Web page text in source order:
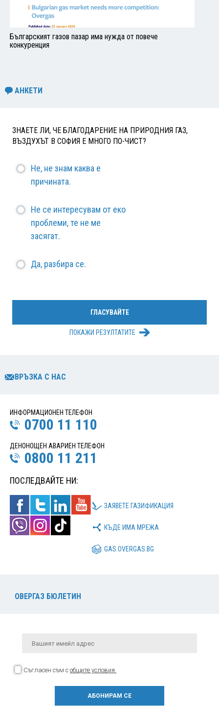
Българският газов пазар има нужда от повече
конкуренция
АНКЕТИ
ЗНАЕТЕ ЛИ, ЧЕ БЛАГОДАРЕНИЕ НА ПРИРОДНИЯ ГАЗ,
ВЪЗДУХЪТ В СОФИЯ Е МНОГО ПО-ЧИСТ?
Не, не знам каква е
причината.
Не се интересувам от еко
проблеми, те не ме
засягат.
Да, разбира се.
ПОКАЖИ РЕЗУЛТАТИТЕ
ВРЪЗКА С НАС
ИНФОРМАЦИОНЕН ТЕЛЕФОН
0700 11 110
ДЕНОНОЩЕН АВАРИЕН ТЕЛЕФОН
0800 11 211
ПОСЛЕДВАЙТЕ НИ:
ЗАЯВЕТЕ ГАЗИФИКАЦИЯ
КЪДЕ ИМА МРЕЖА
GAS.OVERGAS.BG
ОВЕРГАЗ БЮЛЕТИН
Съгласен съм с общите условия.